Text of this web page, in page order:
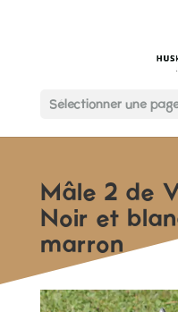
Sélectionner une
Mâle 2 de
Noir et
marron